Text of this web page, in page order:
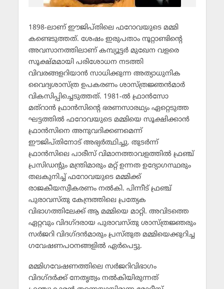
1898-ലാണ് ഈജിപ്തിലെ ഫറോവയുടെ മമ്മി
കണ്ടെടുത്തത്. ശേഷം ഇരുപതാം നൂറ്റാണ്ടിന്റെ
അവസാനത്തിലാണ് കമ്പ്യൂട്ടര്‍ മുഖേന വളരെ
സൂക്ഷ്മമായി പരിശോധന നടത്തി
വിവരങ്ങളറിയാന്‍ സാധിക്കുന്ന അത്യാധുനിക
വൈദ്യശാസ്ത്ര ഉപകരണം ശാസ്ത്രജ്ഞന്‍മാര്‍
വികസിപ്പിച്ചെടുത്തത്. 1981-ല്‍ ഫ്രാന്‍സോ
മത്‌റാന്‍ ഫ്രാന്‍സിന്റെ ഭരണസാരഥ്യം ഏറ്റെടുത്ത
ഘട്ടത്തില്‍ ഫറോവയുടെ മമ്മിയെ സൂക്ഷിക്കാന്‍
ഫ്രാന്‍സിനെ അനുവദിക്കണമെന്ന്
ഈജിപ്തിനോട് അഭ്യര്‍ത്ഥിച്ചു. തുടര്‍ന്ന്
ഫ്രാന്‍സിലെ പാരീസ് വിമാനത്താവളത്തില്‍ ഫ്രഞ്ച്
പ്രസിഡന്റും മന്ത്രിമാരും മറ്റ് ഉന്നത ഉദ്യോഗസ്ഥരും
തലകുനിച്ച് ഫറോവയുടെ മമ്മിക്ക്
രാജകീയസ്വീകരണം നല്‍കി. പിന്നീട് ഫ്രഞ്ച്
പുരാവസ്തു കേന്ദ്രത്തിലെ പ്രത്യേക
വിഭാഗത്തിലേക്ക് ആ മമ്മിയെ മാറ്റി. അവിടത്തെ
ഏറ്റവും വിദഗ്ദരായ പുരാവസ്തു ശാസ്ത്രജ്ഞരും
സര്‍ജറി വിദഗ്ദന്‍മാരും പ്രസ്തുത മമ്മിയെക്കുറിച്ച
ഗവേഷണപഠനങ്ങളില്‍ ഏര്‍പെട്ടു.
മമ്മിഗവേഷണത്തിലെ സര്‍ജറിവിഭാഗം
വിദഗ്ദര്‍ക്ക് നേതൃത്വം നല്‍കിയിരുന്നത്